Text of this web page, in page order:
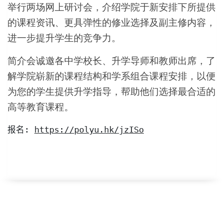
举行两场网上研讨会，介绍学院于新安排下所提供
的课程资讯、更具弹性的修业选择及副主修内容，
进一步提升学生的竞争力。
简介会诚邀各中学校长、升学导师和教师出席，了
解学院崭新的课程结构和学系组合课程安排，以便
为您的学生提供升学指导，帮助他们选择最合适的
高等教育课程。
报名 : https://polyu.hk/jzISo